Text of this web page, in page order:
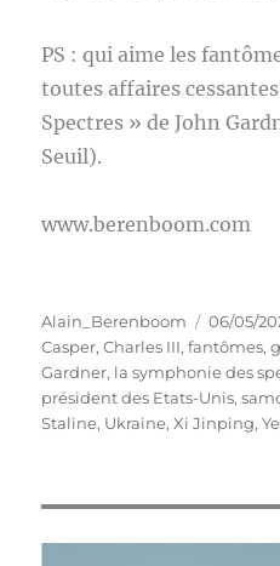
PS : qui aime les
toutes affaires
Spectres » de John
Seuil).
www.berenboom.com
Auteur
Alain_Berenboom
Publié
le
06/05/
Casper,Charles III,fantômes,
Gardner, la symphonie des
président des Etats-Unis,
Staline, Ukraine,Xi Jinping,